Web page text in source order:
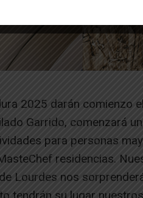
2025 darán comienzo
Garrido, comenzará
para personas
residencias.
Lourdes nos